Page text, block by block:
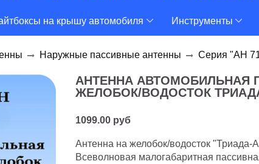
на крышу автомобиля Инструменты
Наружные пассивные антенны Серия "АН
АНТЕННА АВТОМОБИЛЬНАЯ
ЖЕЛОБОК/ВОДОСТОК
1099.00 руб
Антенна на желобок/водосток "Триада-
Всеволновая малогабаритная